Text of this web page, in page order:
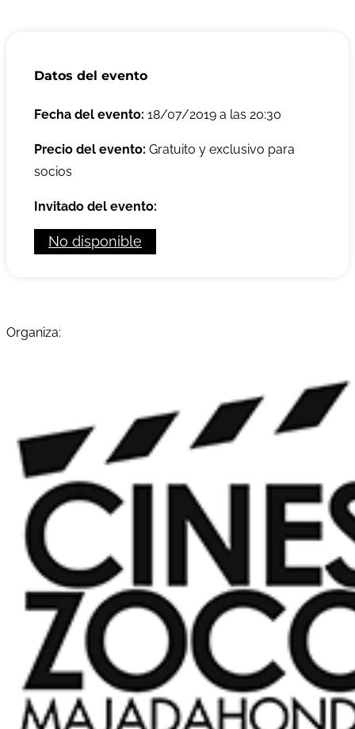
Datos del evento
Fecha del evento: 18/07/2019 a las 20:30
Precio del evento: Gratuito y exclusivo para
socios
Invitado del evento:
No disponible
Organiza: